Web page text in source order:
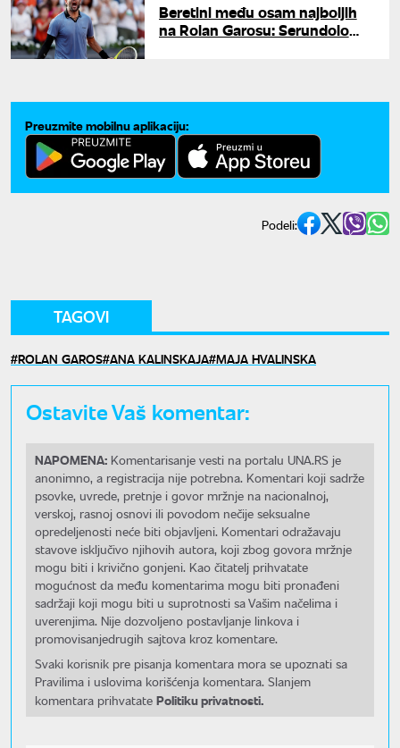
Beretini među osam najboljih
na Rolan Garosu: Serundolo
Preuzmite mobilnu aplikaciju:
Podeli:
TAGOVI
ROLAN GAROS ANA KALINSKAJA MAJA HVALINSKA
Ostavite Vaš komentar:
NAPOMENA: Komentarisanje vesti na portalu UNA.RS je
anonimno, a registracija nije potrebna. Komentari koji sadrže
psovke, uvrede, pretnje i govor mržnje na nacionalnoj,
verskoj, rasnoj osnovi ili povodom nečije seksualne
opredeljenosti neće biti objavljeni. Komentari odražavaju
stavove isključivo njihovih autora, koji zbog govora mržnje
mogu biti i krivično gonjeni. Kao čitatelj prihvatate
mogućnost da među komentarima mogu biti pronađeni
sadržaji koji mogu biti u suprotnosti sa Vašim načelima i
uverenjima. Nije dozvoljeno postavljanje linkova i
promovisanjedrugih sajtova kroz komentare.
Svaki korisnik pre pisanja komentara mora se upoznati sa
Pravilima i uslovima korišćenja komentara. Slanjem
komentara prihvatate Politiku privatnosti.